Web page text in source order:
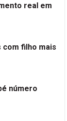
real em
filho mais
número